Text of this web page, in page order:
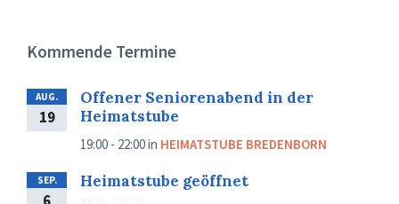
Kommende Termine
AUG.
19
Offener Seniorenabend in der
Heimatstube
19:00 - 22:00in HEIMATSTUBE BREDENBORN
SEP. Heimatstube geöffnet